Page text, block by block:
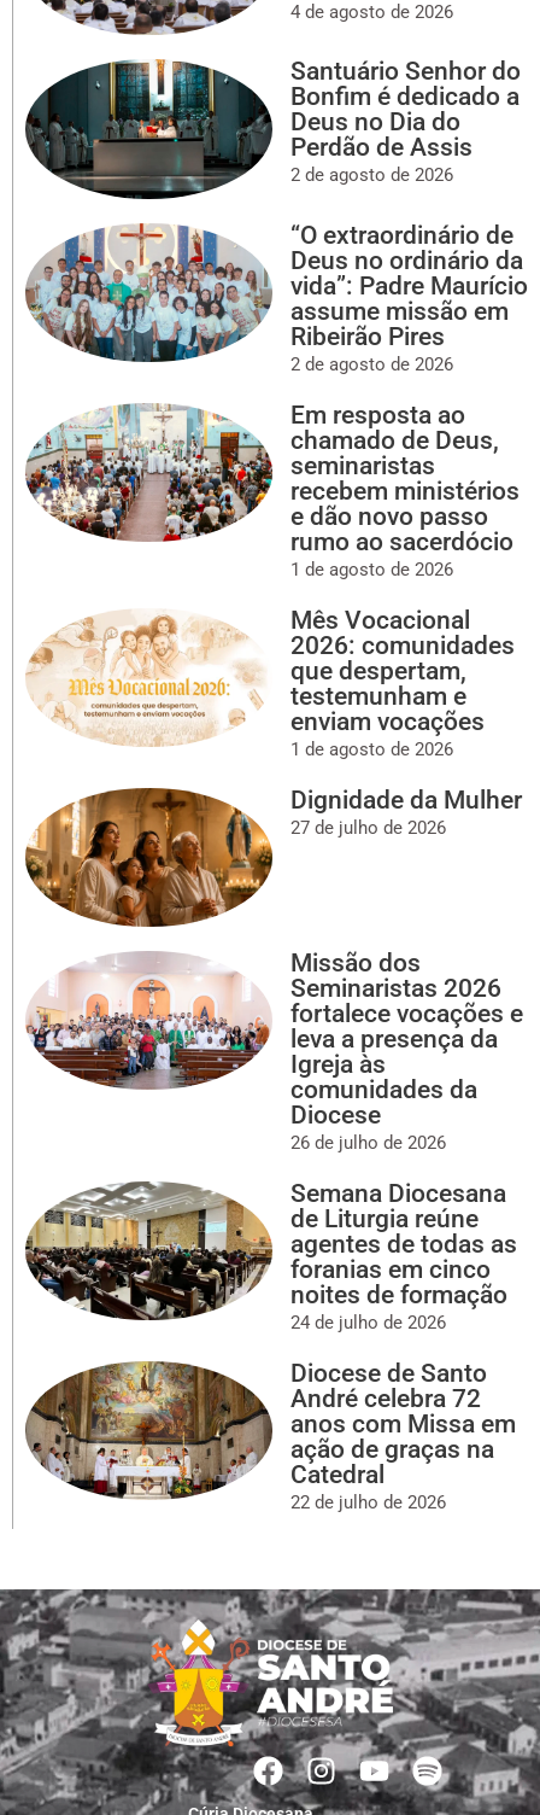
4 de agosto de 2026
Santuário Senhor do
Bonfim é dedicado a
Deus no Dia do
Perdão de Assis
2 de agosto de 2026
“O extraordinário de
Deus no ordinário da
vida”: Padre Maurício
assume missão em
Ribeirão Pires
2 de agosto de 2026
Em resposta ao
chamado de Deus,
seminaristas
recebem ministérios
e dão novo passo
rumo ao sacerdócio
1 de agosto de 2026
Mês Vocacional
2026: comunidades
que despertam,
testemunham e
enviam vocações
1 de agosto de 2026
Dignidade da Mulher
27 de julho de 2026
Missão dos
Seminaristas 2026
fortalece vocações e
leva a presença da
Igreja às
comunidades da
Diocese
26 de julho de 2026
Semana Diocesana
de Liturgia reúne
agentes de todas as
foranias em cinco
noites de formação
24 de julho de 2026
Diocese de Santo
André celebra 72
anos com Missa em
ação de graças na
Catedral
22 de julho de 2026